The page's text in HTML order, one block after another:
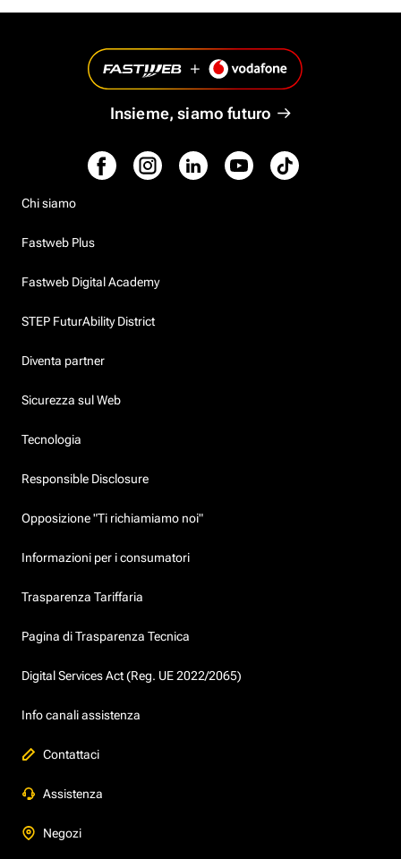
Insieme, siamo futuro
Chi siamo
Fastweb Plus
Fastweb Digital Academy
STEP FuturAbility District
Diventa partner
Sicurezza sul Web
Tecnologia
Responsible Disclosure
Opposizione "Ti richiamiamo noi"
Informazioni per i consumatori
Trasparenza Tariffaria
Pagina di Trasparenza Tecnica
Digital Services Act (Reg. UE 2022/2065)
Info canali assistenza
Contattaci
Assistenza
Negozi